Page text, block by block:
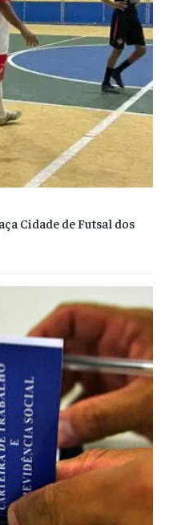
Cidade de Futsal dos